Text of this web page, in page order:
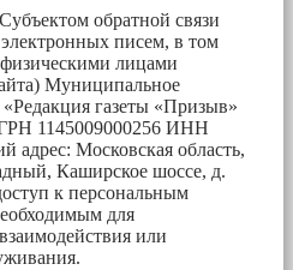
обратной связи
писем, в том
лицами
Муниципальное
газеты «Призыв»
1145009000256 ИНН
адрес: Московская область,
Каширское шоссе, д.
к персональным
для
или